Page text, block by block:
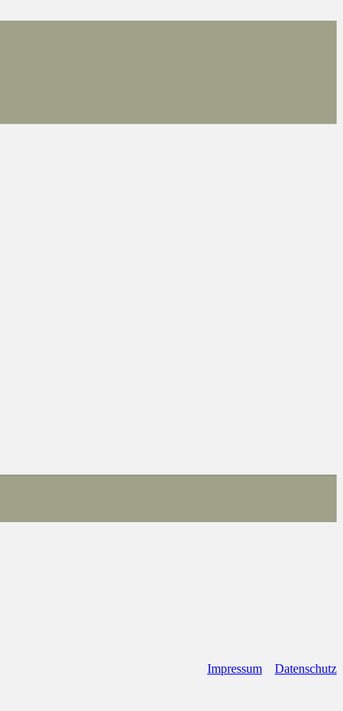
Impressum Datenschutz